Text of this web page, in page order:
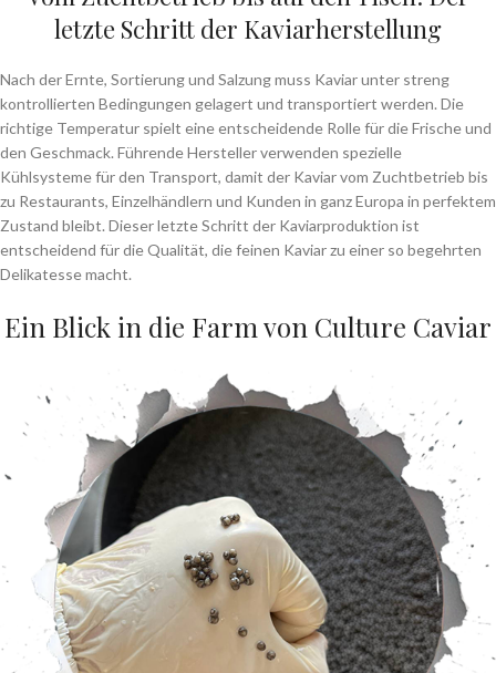
letzte Schritt der Kaviarherstellung
Nach der Ernte, Sortierung und Salzung muss Kaviar unter streng
kontrollierten Bedingungen gelagert und transportiert werden. Die
richtige Temperatur spielt eine entscheidende Rolle für die Frische und
den Geschmack. Führende Hersteller verwenden spezielle
Kühlsysteme für den Transport, damit der Kaviar vom Zuchtbetrieb bis
zu Restaurants, Einzelhändlern und Kunden in ganz Europa in perfektem
Zustand bleibt. Dieser letzte Schritt der Kaviarproduktion ist
entscheidend für die Qualität, die feinen Kaviar zu einer so begehrten
Delikatesse macht.
Ein Blick in die Farm von Culture Caviar